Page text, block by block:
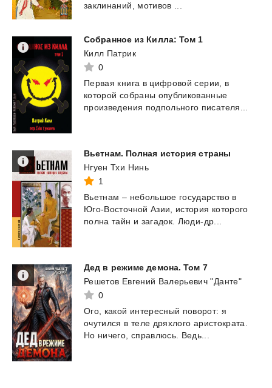
заклинаний, мотивов ...
Собранное из Килла: Том 1
Килл Патрик
0
Первая книга в цифровой серии, в
которой собраны опубликованные
произведения подпольного писателя...
Вьетнам. Полная история страны
Нгуен Тхи Нинь
1
Вьетнам – небольшое государство в
Юго-Восточной Азии, история которого
полна тайн и загадок. Люди-др...
Дед в режиме демона. Том 7
Решетов Евгений Валерьевич "Данте"
0
Ого, какой интересный поворот: я
очутился в теле дряхлого аристократа.
Но ничего, справлюсь. Ведь...